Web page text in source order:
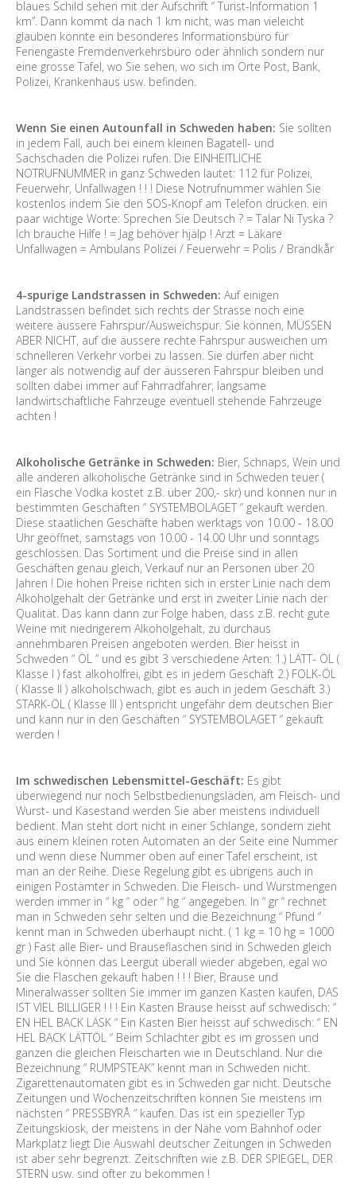
blaues Schild sehen mit der Aufschrift “ Turist-Information 1
km”. Dann kommt da nach 1 km nicht, was man vieleicht
glauben könnte ein besonderes Informationsbüro für
Feriengäste Fremdenverkehrsbüro oder ähnlich sondern nur
eine grosse Tafel, wo Sie sehen, wo sich im Orte Post, Bank,
Polizei, Krankenhaus usw. befinden.
Wenn Sie einen Autounfall in Schweden haben: Sie sollten
in jedem Fall, auch bei einem kleinen Bagatell- und
Sachschaden die Polizei rufen. Die EINHEITLICHE
NOTRUFNUMMER in ganz Schweden lautet: 112 für Polizei,
Feuerwehr, Unfallwagen ! ! ! Diese Notrufnummer wählen Sie
kostenlos indem Sie den SOS-Knopf am Telefon drücken. ein
paar wichtige Worte: Sprechen Sie Deutsch ? = Talar Ni Tyska ?
Ich brauche Hilfe ! = Jag behöver hjälp ! Arzt = Läkare
Unfallwagen = Ambulans Polizei / Feuerwehr = Polis / Brandkår
4-spurige Landstrassen in Schweden: Auf einigen
Landstrassen befindet sich rechts der Strasse noch eine
weitere äussere Fahrspur/Ausweichspur. Sie können, MÜSSEN
ABER NICHT, auf die äussere rechte Fahrspur ausweichen um
schnelleren Verkehr vorbei zu lassen. Sie dürfen aber nicht
länger als notwendig auf der äusseren Fahrspur bleiben und
sollten dabei immer auf Fahrradfahrer, langsame
landwirtschaftliche Fahrzeuge eventuell stehende Fahrzeuge
achten !
Alkoholische Getränke in Schweden: Bier, Schnaps, Wein und
alle anderen alkoholische Getränke sind in Schweden teuer (
ein Flasche Vodka kostet z.B. über 200,- skr) und können nur in
bestimmten Geschäften “ SYSTEMBOLAGET “ gekauft werden.
Diese staatlichen Geschäfte haben werktags von 10.00 - 18.00
Uhr geöffnet, samstags von 10.00 - 14.00 Uhr und sonntags
geschlossen. Das Sortiment und die Preise sind in allen
Geschäften genau gleich, Verkauf nur an Personen über 20
Jahren ! Die hohen Preise richten sich in erster Linie nach dem
Alkoholgehalt der Getränke und erst in zweiter Linie nach der
Qualität. Das kann dann zur Folge haben, dass z.B. recht gute
Weine mit niedrigerem Alkoholgehalt, zu durchaus
annehmbaren Preisen angeboten werden. Bier heisst in
Schweden “ ÖL “ und es gibt 3 verschiedene Arten: 1.) LÄTT- ÖL (
Klasse I ) fast alkoholfrei, gibt es in jedem Geschäft 2.) FOLK-ÖL
( Klasse II ) alkoholschwach, gibt es auch in jedem Geschäft 3.)
STARK-ÖL ( Klasse III ) entspricht ungefähr dem deutschen Bier
und kann nur in den Geschäften “ SYSTEMBOLAGET “ gekauft
werden !
Im schwedischen Lebensmittel-Geschäft: Es gibt
überwiegend nur noch Selbstbedienungsläden, am Fleisch- und
Wurst- und Käsestand werden Sie aber meistens individuell
bedient. Man steht dort nicht in einer Schlange, sondern zieht
aus einem kleinen roten Automaten an der Seite eine Nummer
und wenn diese Nummer oben auf einer Tafel erscheint, ist
man an der Reihe. Diese Regelung gibt es übrigens auch in
einigen Postämter in Schweden. Die Fleisch- und Wurstmengen
werden immer in “ kg “ oder “ hg “ angegeben. In “ gr “ rechnet
man in Schweden sehr selten und die Bezeichnung “ Pfund “
kennt man in Schweden überhaupt nicht. ( 1 kg = 10 hg = 1000
gr ) Fast alle Bier- und Brauseflaschen sind in Schweden gleich
und Sie können das Leergut überall wieder abgeben, egal wo
Sie die Flaschen gekauft haben ! ! ! Bier, Brause und
Mineralwasser sollten Sie immer im ganzen Kasten kaufen, DAS
IST VIEL BILLIGER ! ! ! Ein Kasten Brause heisst auf schwedisch: “
EN HEL BACK LÄSK “ Ein Kasten Bier heisst auf schwedisch: “ EN
HEL BACK LÄTTÖL “ Beim Schlachter gibt es im grossen und
ganzen die gleichen Fleischarten wie in Deutschland. Nur die
Bezeichnung “ RUMPSTEAK” kennt man in Schweden nicht.
Zigarettenautomaten gibt es in Schweden gar nicht. Deutsche
Zeitungen und Wochenzeitschriften können Sie meistens im
nächsten “ PRESSBYRÅ “ kaufen. Das ist ein spezieller Typ
Zeitungskiosk, der meistens in der Nähe vom Bahnhof oder
Markplatz liegt Die Auswahl deutscher Zeitungen in Schweden
ist aber sehr begrenzt. Zeitschriften wie z.B. DER SPIEGEL, DER
STERN usw. sind öfter zu bekommen !